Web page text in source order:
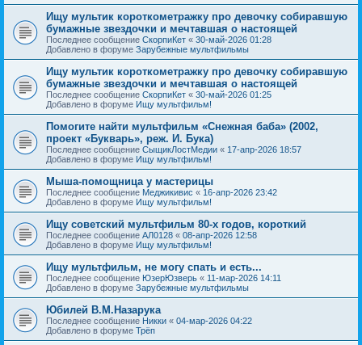
Ищу мультик короткометражку про девочку собиравшую
бумажные звездочки и мечтавшая о настоящей
Последнее сообщение СкорпиКет « 30-май-2026 01:28
Добавлено в форуме Зарубежные мультфильмы
Ищу мультик короткометражку про девочку собиравшую
бумажные звездочки и мечтавшая о настоящей
Последнее сообщение СкорпиКет « 30-май-2026 01:25
Добавлено в форуме Ищу мультфильм!
Помогите найти мультфильм «Снежная баба» (2002,
проект «Букварь», реж. И. Бука)
Последнее сообщение СыщикЛостМедии « 17-апр-2026 18:57
Добавлено в форуме Ищу мультфильм!
Мыша-помощница у мастерицы
Последнее сообщение Меджикивис « 16-апр-2026 23:42
Добавлено в форуме Ищу мультфильм!
Ищу советский мультфильм 80-х годов, короткий
Последнее сообщение АЛ0128 « 08-апр-2026 12:58
Добавлено в форуме Ищу мультфильм!
Ищу мультфильм, не могу спать и есть...
Последнее сообщение ЮзерЮзверь « 11-мар-2026 14:11
Добавлено в форуме Зарубежные мультфильмы
Юбилей В.М.Назарука
Последнее сообщение Никки « 04-мар-2026 04:22
Добавлено в форуме Трёп